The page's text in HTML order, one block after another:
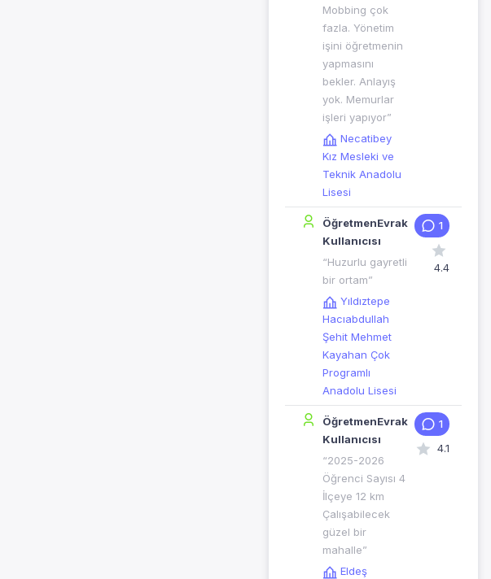
Mobbing çok
fazla. Yönetim
işini öğretmenin
yapmasını
bekler. Anlayış
yok. Memurlar
işleri yapıyor”
Necatibey
Kız Mesleki ve
Teknik Anadolu
Lisesi
ÖğretmenEvrak
Kullanıcısı
“Huzurlu gayretli
bir ortam”
Yıldıztepe
Hacıabdullah
Şehit Mehmet
Kayahan Çok
Programlı
Anadolu Lisesi
1
4.4
ÖğretmenEvrak
Kullanıcısı
“2025-2026
Öğrenci Sayısı 4
İlçeye 12 km
Çalışabilecek
güzel bir
mahalle”
Eldeş
1
4.1